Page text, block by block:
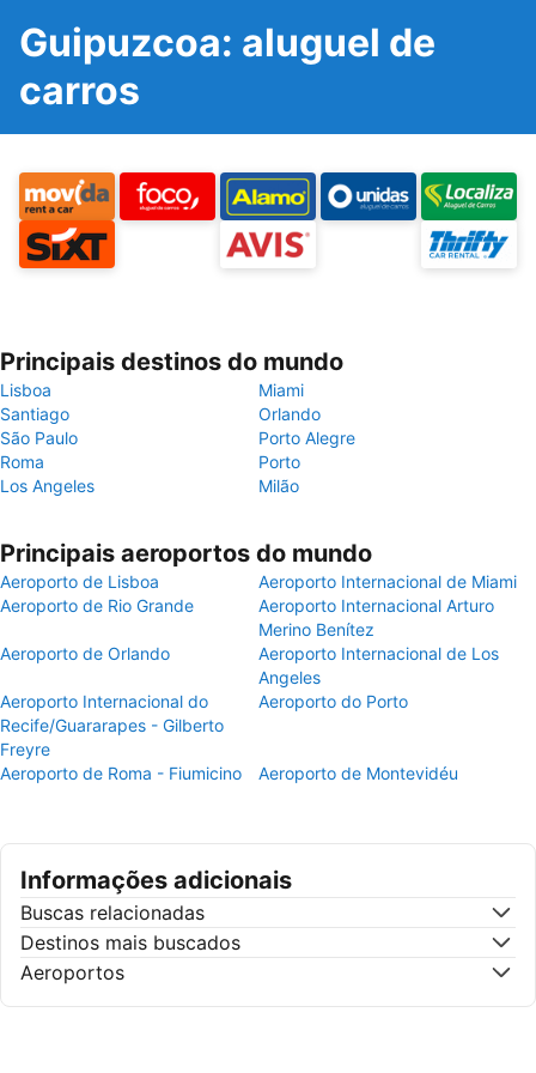
Guipuzcoa: aluguel de
carros
Principais destinos do mundo
Lisboa
Miami
Santiago
Orlando
São Paulo
Porto Alegre
Roma
Porto
Los Angeles
Milão
Principais aeroportos do mundo
Aeroporto de Lisboa
Aeroporto Internacional de Miami
Aeroporto de Rio Grande
Aeroporto Internacional Arturo
Merino Benítez
Aeroporto de Orlando
Aeroporto Internacional de Los
Angeles
Aeroporto Internacional do
Recife/Guararapes - Gilberto
Freyre
Aeroporto do Porto
Aeroporto de Roma - Fiumicino Aeroporto de Montevidéu
Informações adicionais
Buscas relacionadas
Destinos mais buscados
Aeroportos